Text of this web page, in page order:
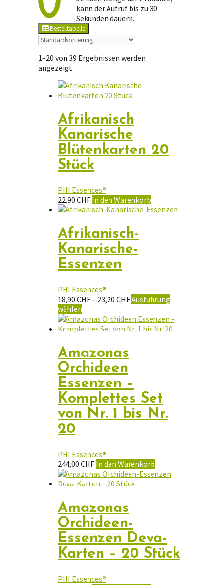
kann der Aufruf bis zu 30
Sekunden dauern.
Bestelltabelle
1–20 von 39 Ergebnissen werden
angezeigt
Afrikanisch
Kanarische
Blütenkarten 20
Stück
PHI Essences®
22,90 CHF In den Warenkorb
Afrikanisch-
Kanarische-
Essenzen
PHI Essences®
18,90 CHF– 23,20 CHFPreisspanne:
bis
23,20 CHF
Ausführung
wählen
Produkt
weist
Varianten
auf.
Die
Optionen
können
auf
der
Produktseite
Amazonas
Orchideen
Essenzen –
Komplettes Set
von Nr. 1 bis Nr.
20
PHI Essences®
244,00 CHF In den Warenkorb
Amazonas
Orchideen-
Essenzen Deva-
Karten – 20 Stück
PHI Essences®